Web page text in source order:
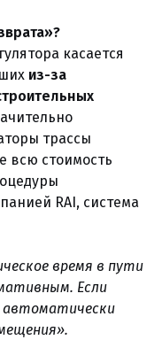
касается
из-за
трассы
всю стоимость
RAI, система
время в пути
Если
автоматически